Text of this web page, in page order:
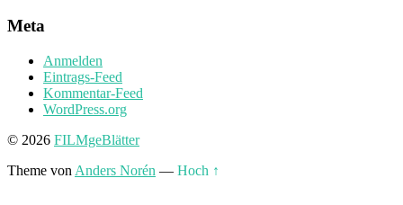
Meta
Anmelden
Eintrags-Feed
Kommentar-Feed
WordPress.org
© 2026 FILMgeBlätter
Theme von Anders Norén — Hoch ↑